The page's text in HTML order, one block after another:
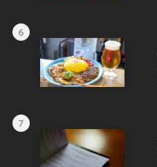
6
7